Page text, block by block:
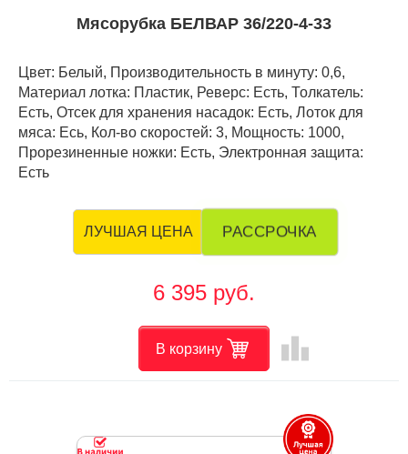
Мясорубка БЕЛВАР 36/220-4-33
Цвет: Белый, Производительность в минуту: 0,6,
Материал лотка: Пластик, Реверс: Есть, Толкатель:
Есть, Отсек для хранения насадок: Есть, Лоток для
мяса: Есь, Кол-во скоростей: 3, Мощность: 1000,
Прорезиненные ножки: Есть, Электронная защита:
Есть
ЛУЧШАЯ ЦЕНА РАССРОЧКА
6 395 руб.
В корзину leaderboard